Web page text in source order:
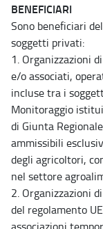
BENEFICIARI
Sono beneficiari
soggetti privati:
1. Organizzazioni
e/o associati,
incluse tra i
Monitoraggio
di Giunta
ammissibili
degli agricoltori,
nel settore
2. Organizzazioni
del regolamento